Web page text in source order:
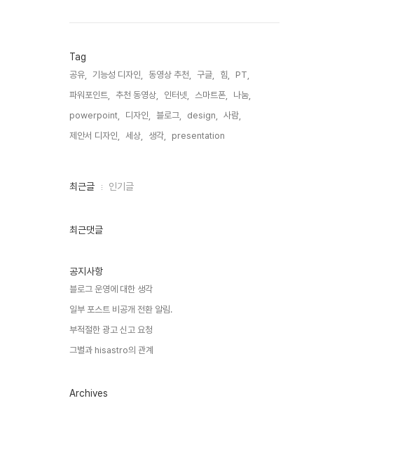
Tag
공유, 기능성 디자인, 동영상 추천, 구글, 힘,
PT,
파워포인트,
추천 동영상, 인터넷, 스마트폰,
나눔,
powerpoint,
디자인, 블로그, design,
사람,
제안서 디자인,
세상, 생각, presentation,
최
인
최근글 인기글
최근댓글
공지사항
블로그 운영에 대한 생각
일부 포스트 비공개 전환 알림.
부적절한 광고 신고 요청
그별과 hisastro의 관계
Archives